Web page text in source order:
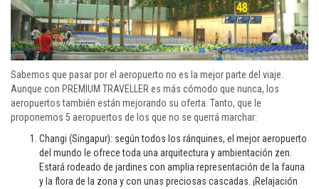
Sabemos que pasar por el aeropuerto no es la mejor parte del viaje.
Aunque con PREMIUM TRAVELLER es más cómodo que nunca, los
aeropuertos también están mejorando su oferta. Tanto, que le
proponemos 5 aeropuertos de los que no se querrá marchar:
Changi (Singapur): según todos los ránquines, el mejor aeropuerto
del mundo le ofrece toda una arquitectura y ambientación zen.
Estará rodeado de jardines con amplia representación de la fauna
y la flora de la zona y con unas preciosas cascadas. ¡Relajación